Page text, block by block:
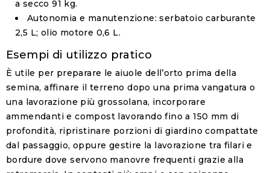
a secco 91 kg.
Autonomia e manutenzione: serbatoio carburante
2,5 L; olio motore 0,6 L.
Esempi di utilizzo pratico
È utile per preparare le aiuole dell’orto prima della
semina, affinare il terreno dopo una prima vangatura o
una lavorazione più grossolana, incorporare
ammendanti e compost lavorando fino a 150 mm di
profondità, ripristinare porzioni di giardino compattate
dal passaggio, oppure gestire la lavorazione tra filari e
bordure dove servono manovre frequenti grazie alla